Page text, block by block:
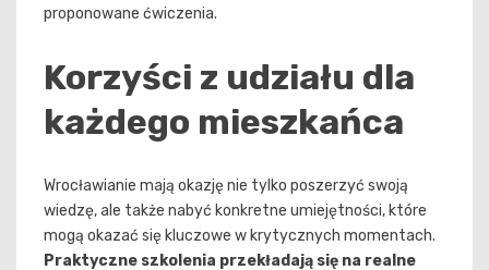
proponowane ćwiczenia.
Korzyści z udziału dla
każdego mieszkańca
Wrocławianie mają okazję nie tylko poszerzyć swoją
wiedzę, ale także nabyć konkretne umiejętności, które
mogą okazać się kluczowe w krytycznych momentach.
Praktyczne szkolenia przekładają się na realne